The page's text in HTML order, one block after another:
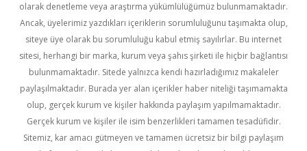
olarak denetleme veya araştırma yükümlülüğümüz bulunmamaktadır.
Ancak, üyelerimiz yazdıkları içeriklerin sorumluluğunu taşımakta olup,
siteye üye olarak bu sorumluluğu kabul etmiş sayılırlar. Bu internet
sitesi, herhangi bir marka, kurum veya şahıs şirketi ile hiçbir bağlantısı
bulunmamaktadır. Sitede yalnızca kendi hazırladığımız makaleler
paylaşılmaktadır. Burada yer alan içerikler haber niteliği taşımamakta
olup, gerçek kurum ve kişiler hakkında paylaşım yapılmamaktadır.
Gerçek kurum ve kişiler ile isim benzerlikleri tamamen tesadüfidir.
Sitemiz, kar amacı gütmeyen ve tamamen ücretsiz bir bilgi paylaşım